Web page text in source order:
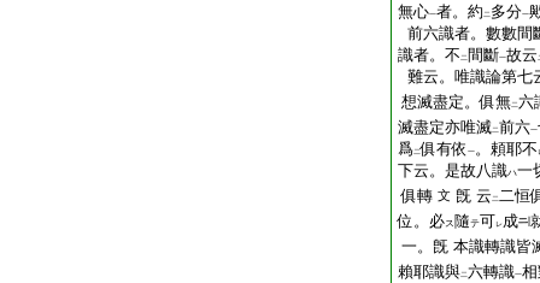
無心一者。約 二 多分一
前六識者。數數間
識者。不 二 間斷一故云
難云。唯識論第七
想滅盡定。俱無二六
滅盡定亦唯滅二前六一
爲二俱有依 一。頼耶不
下云。是故八識ハ一
俱轉 文 旣 云 二二恒
位。必ス 隨テ可レ成
一。旣 本識轉識皆
賴耶識與二六轉識一